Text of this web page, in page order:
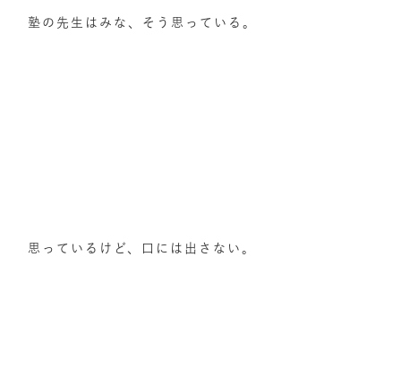
塾の先生はみな、そう思っている。
思っているけど、口には出さない。